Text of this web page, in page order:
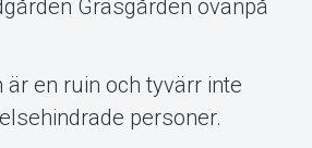
Gräsgården ovanpå
är en ruin och tyvärr inte
personer.